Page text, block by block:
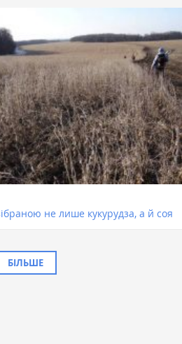
не лише кукурудза, а й соя
БІЛЬШЕ